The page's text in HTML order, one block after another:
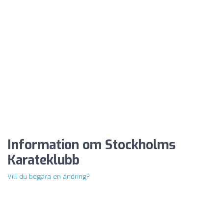
Information om Stockholms
Karateklubb
Vill du begära en ändring?